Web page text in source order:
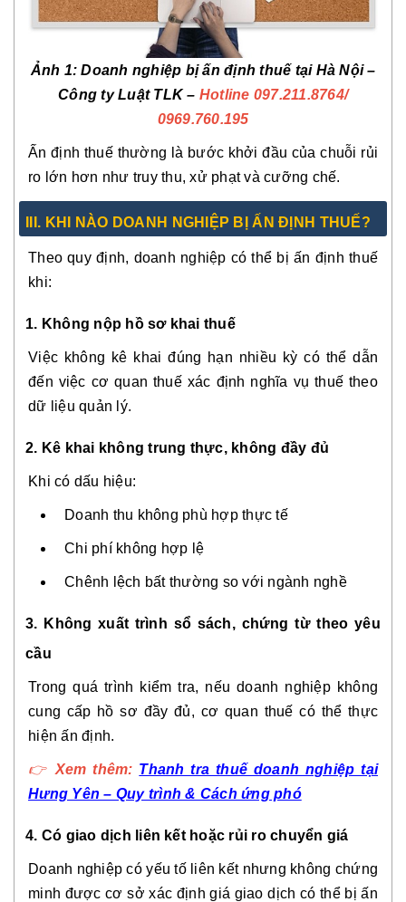
Ảnh 1: Doanh nghiệp bị ấn định thuế tại Hà Nội –
Công ty Luật TLK – Hotline 097.211.8764/
0969.760.195
Ấn định thuế thường là bước khởi đầu của chuỗi rủi
ro lớn hơn như truy thu, xử phạt và cưỡng chế.
III. KHI NÀO DOANH NGHIỆP BỊ ẤN ĐỊNH THUẾ?
Theo quy định, doanh nghiệp có thể bị ấn định thuế
khi:
1. Không nộp hồ sơ khai thuế
Việc không kê khai đúng hạn nhiều kỳ có thể dẫn
đến việc cơ quan thuế xác định nghĩa vụ thuế theo
dữ liệu quản lý.
2. Kê khai không trung thực, không đầy đủ
Khi có dấu hiệu:
Doanh thu không phù hợp thực tế
Chi phí không hợp lệ
Chênh lệch bất thường so với ngành nghề
3. Không xuất trình sổ sách, chứng từ theo yêu
cầu
Trong quá trình kiểm tra, nếu doanh nghiệp không
cung cấp hồ sơ đầy đủ, cơ quan thuế có thể thực
hiện ấn định.
👉 Xem thêm: Thanh tra thuế doanh nghiệp tại
Hưng Yên – Quy trình & Cách ứng phó
4. Có giao dịch liên kết hoặc rủi ro chuyển giá
Doanh nghiệp có yếu tố liên kết nhưng không chứng
minh được cơ sở xác định giá giao dịch có thể bị ấn